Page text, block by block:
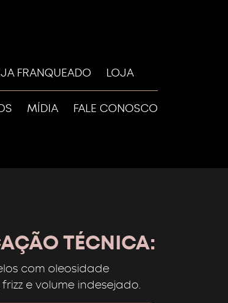
FRANQUEADO LOJA
MÍDIA FALE CONOSCO
TÉCNICA:
com oleosidade
frizz e volume indesejado.